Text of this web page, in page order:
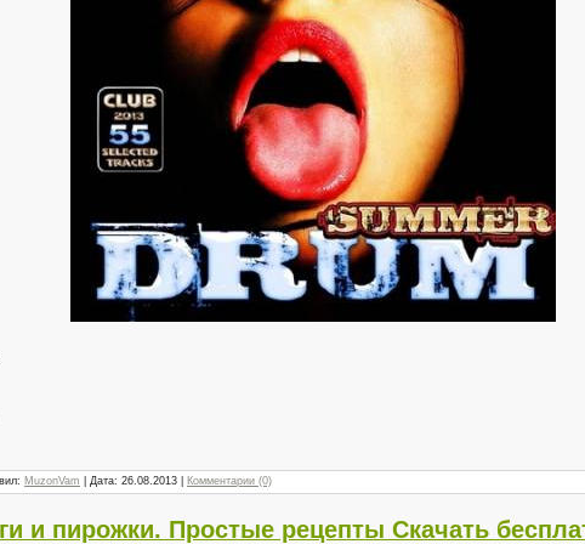
MuzonVam | Дата: 26.08.2013 Комментарии (0)
и пирожки. Простые рецепты Скачать